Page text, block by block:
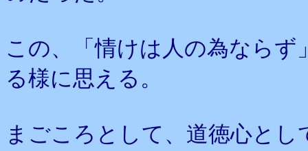
この、「情けは人の為なら
る様に思える。
まごころとして、道徳心と